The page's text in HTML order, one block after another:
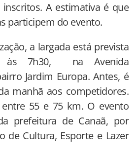
A estimativa é que
participem do evento.
a largada está prevista
às 7h30, na Avenida
Jardim Europa. Antes, é
manhã aos competidores.
55 e 75 km. O evento
prefeitura de Canaã, por
de Cultura, Esporte e Lazer